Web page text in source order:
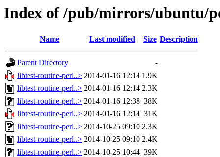
Index of /pub/mirrors/ubuntu/
Name Last modified Size Description
Parent Directory
-
libtest-routine-perl..> 2014-01-16 12:14 1.9K
libtest-routine-perl..> 2014-01-16 12:14 2.3K
libtest-routine-perl..> 2014-01-16 12:38 38K
libtest-routine-perl..> 2014-01-16 12:14 31K
libtest-routine-perl..> 2014-10-25 09:10 2.3K
libtest-routine-perl..> 2014-10-25 09:10 2.4K
libtest-routine-perl..> 2014-10-25 10:44 39K